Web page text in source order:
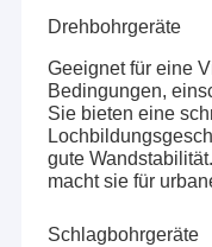
Qualitätskontrolle
Kontakt mit uns
Neuigkeiten
Rechtssachen
Blog
Drehbohrgeräte
Geeignet für eine
Bedingungen,
Sie bieten eine
gute
macht sie für
Schlagbohrgeräte
der Qualität gehalten
Kunden hochwertige,
Verfügung zu
leistungsstarke
einfach zu
Bohrungen, die für
und
Aufmerksamkeit